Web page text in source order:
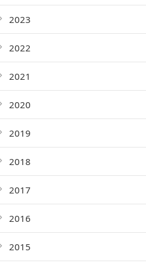
2023
2022
2021
2020
2019
2018
2017
2016
2015